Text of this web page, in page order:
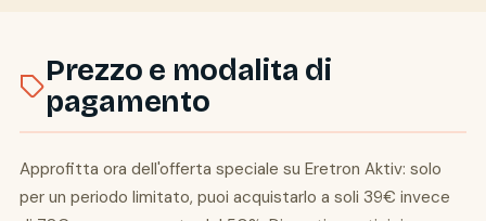
Prezzo e modalita di
pagamento
Approfitta ora dell'offerta speciale su Eretron Aktiv: solo
per un periodo limitato, puoi acquistarlo a soli 39€ invece